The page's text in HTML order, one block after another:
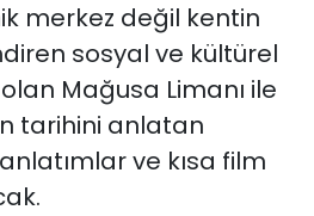
merkez değil kentin
sosyal ve kültürel
Mağusa Limanı ile
tarihini anlatan
ve kısa film